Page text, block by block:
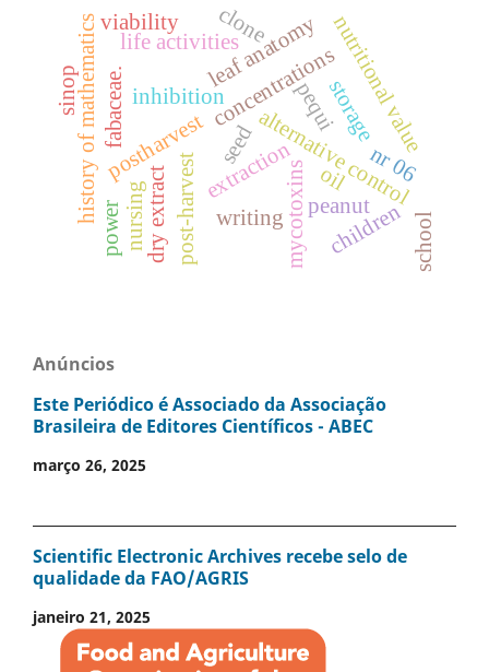
concentrations
inhibition
postharvest alternative control
extraction
nutritional value
oil
pequi
post-harvest mycotoxinspeanut
leaf anatomy
fabaceae.
history of mathematics writing
dry extract
life activities
nursing
storage
seed
viability clone
sinop
school
children
nr 06
power
Anúncios
Este Periódico é Associado da Associação
Brasileira de Editores Científicos - ABEC
março 26, 2025
Scientific Electronic Archives recebe selo de
qualidade da FAO/AGRIS
janeiro 21, 2025